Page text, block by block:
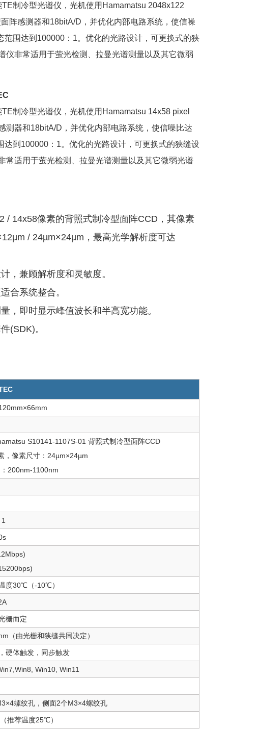
制冷型光谱仪，光机使用Hamamatsu 2048x122
阵感测器和18bitA/D，并优化内部电路系统，使信噪
范围达到100000：1。优化的光路设计，可更换式的狭
仪非常适用于萤光检测、拉曼光谱测量以及其它微弱
制冷型光谱仪，光机使用Hamamatsu 14x58 pixel
测器和18bitA/D，并优化内部电路系统，使信噪比达
达到100000：1。优化的光路设计，可更换式的狭缝设
常适用于萤光检测、拉曼光谱测量以及其它微弱光谱
/ 14x58像素的背照式制冷型面阵CCD，其像素
/ 24µm×24µm，最高光学解析度可达
，兼顾解析度和灵敏度。
合系统整合。
，即时显示峰值波长和半高宽功能。
(SDK)。
S10141-1107S-01 背照式制冷型面阵CCD
，像素尺寸：24µm×24µm
200nm-1100nm
度30℃（-10℃）
栅而定
（由光栅和狭缝共同决定）
硬体触发，同步触发
Win10, Win11
螺纹孔，侧面2个M3×4螺纹孔
推荐温度25℃）